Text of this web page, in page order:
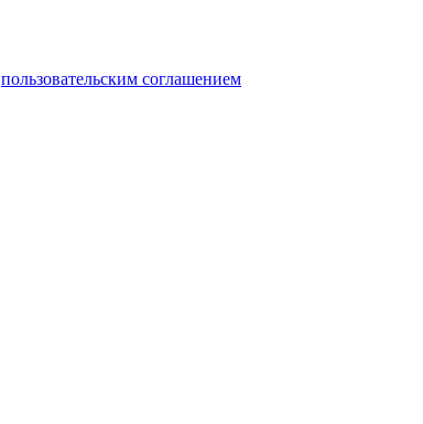
пользовательским соглашением